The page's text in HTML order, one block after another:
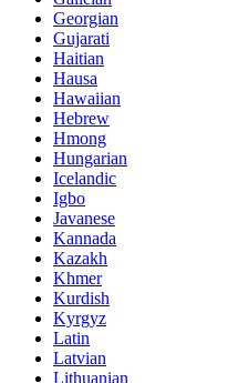
Georgian
Gujarati
Haitian
Hausa
Hawaiian
Hebrew
Hmong
Hungarian
Icelandic
Igbo
Javanese
Kannada
Kazakh
Khmer
Kurdish
Kyrgyz
Latin
Latvian
Lithuanian